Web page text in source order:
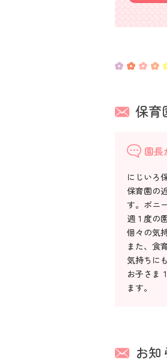
保育
園長
にじいろ
保育園の
す。ポニ
週１度の
個々の気
また、食
気持ちに
お子さま
ます。
お知